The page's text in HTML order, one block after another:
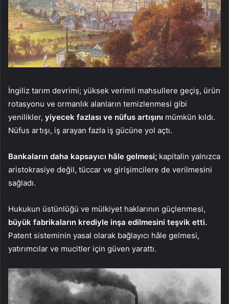
İngiliz tarım devrimi; yüksek verimli mahsullere geçiş, ürün
rotasyonu ve ormanlık alanların temizlenmesi gibi
yenilikler, yiyecek fazlası ve nüfus artışını mümkün kıldı.
Nüfus artışı, iş arayan fazla iş gücüne yol açtı.
Bankaların daha kapsayıcı hâle gelmesi; kapitalin yalnızca
aristokrasiye değil, tüccar ve girişimcilere de verilmesini
sağladı.
Hukukun üstünlüğü ve mülkiyet haklarının güçlenmesi,
büyük fabrikaların krediyle inşa edilmesini teşvik etti.
Patent sisteminin yasal olarak bağlayıcı hâle gelmesi,
yatırımcılar ve mucitler için güven yarattı.